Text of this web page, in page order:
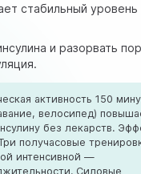
стабильный уровень
и разорвать
активность 150
велосипед)
без лекарств.
получасовые
интенсивной —
Силовые